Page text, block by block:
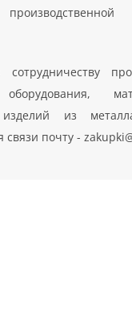
оборудования,
изделий из
связи почту -